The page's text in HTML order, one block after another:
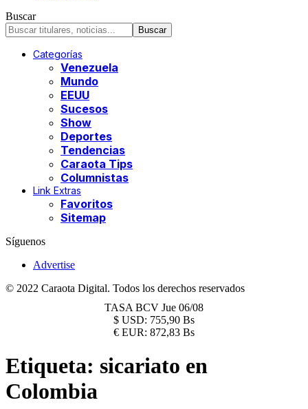
Buscar
Categorías
Venezuela
Mundo
EEUU
Sucesos
Show
Deportes
Tendencias
Caraota Tips
Columnistas
Link Extras
Favoritos
Sitemap
Síguenos
Advertise
© 2022 Caraota Digital. Todos los derechos reservados
TASA BCV Jue 06/08
$ USD: 755,90 Bs
€ EUR: 872,83 Bs
Etiqueta: sicariato en
Colombia